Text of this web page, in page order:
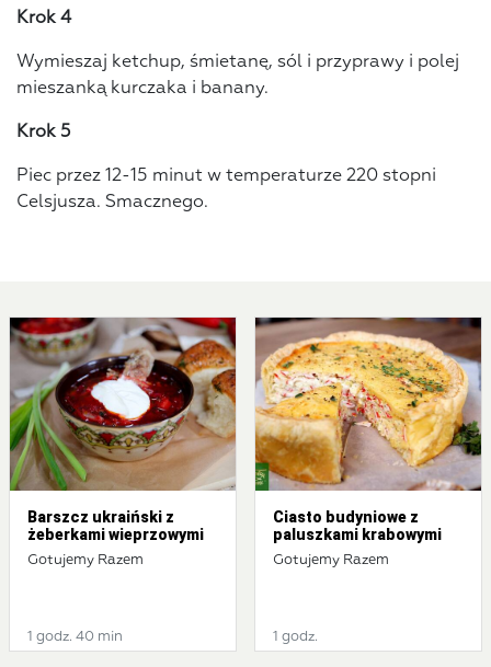
Krok 4
Wymieszaj ketchup, śmietanę, sól i przyprawy i polej
mieszanką kurczaka i banany.
Krok 5
Piec przez 12-15 minut w temperaturze 220 stopni
Celsjusza. Smacznego.
Barszcz ukraiński z
żeberkami wieprzowymi
Gotujemy Razem
1 godz. 40 min
Ciasto budyniowe z
paluszkami krabowymi
Gotujemy Razem
1 godz.